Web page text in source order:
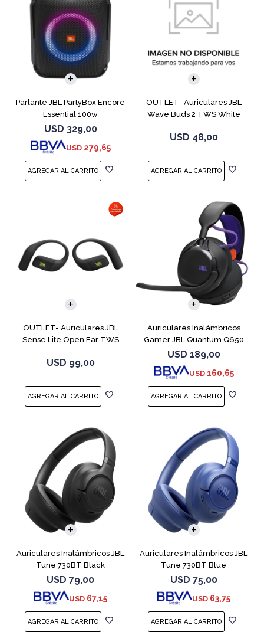
Parlante JBL PartyBox Encore
Essential 100w
USD 329,00
USD 279,65
OUTLET- Auriculares JBL
Wave Buds 2 TWS White
USD 48,00
OUTLET- Auriculares JBL
Sense Lite Open Ear TWS
USD 99,00
Auriculares Inalámbricos
Gamer JBL Quantum Q650
Negro
USD 189,00
USD 160,65
Auriculares Inalámbricos JBL
Tune 730BT Black
USD 79,00
USD 67,15
Auriculares Inalámbricos JBL
Tune 730BT Blue
USD 75,00
USD 63,75